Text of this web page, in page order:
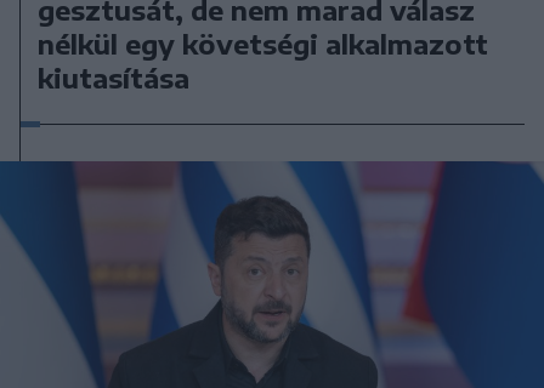
gesztusát, de nem marad válasz
nélkül egy követségi alkalmazott
kiutasítása